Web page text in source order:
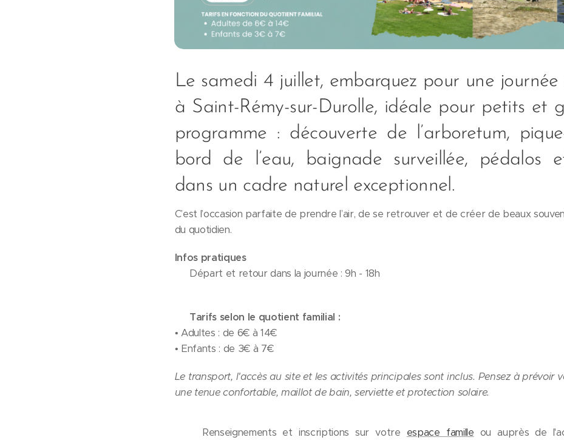
Le samedi 4 juillet, embarquez pour une journée
à Saint-Rémy-sur-Durolle, idéale pour petits et
programme : découverte de l’arboretum,
bord de l’eau, baignade surveillée, pédalos
dans un cadre naturel exceptionnel.
C’est l’occasion parfaite de prendre l’air, de se retrouver et de créer de beaux
du quotidien.
Infos pratiques
🕘 Départ et retour dans la journée : 9h - 18h
💶 Tarifs selon le quotient familial :
• Adultes : de 6€ à 14€
• Enfants : de 3€ à 7€
Le transport, l'accès au site et les activités principales sont inclus. Pensez à prévoir
une tenue confortable, maillot de bain, serviette et protection solaire.
📞 Renseignements et inscriptions sur votre espace famille ou auprès de